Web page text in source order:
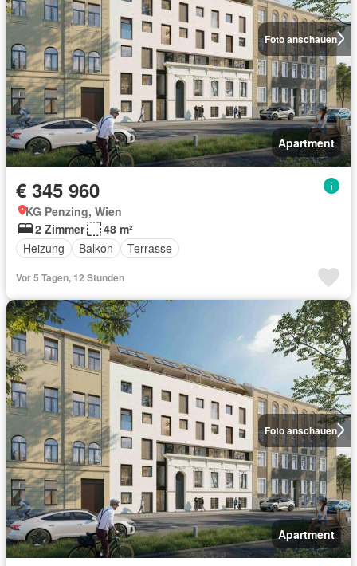
Foto anschauen
Apartment
€ 345 960
KG Penzing, Wien
2 Zimmer
48 m²
Heizung
Balkon Terrasse
Vor 5 Tagen, 12 Stunden
Foto anschauen
Apartment